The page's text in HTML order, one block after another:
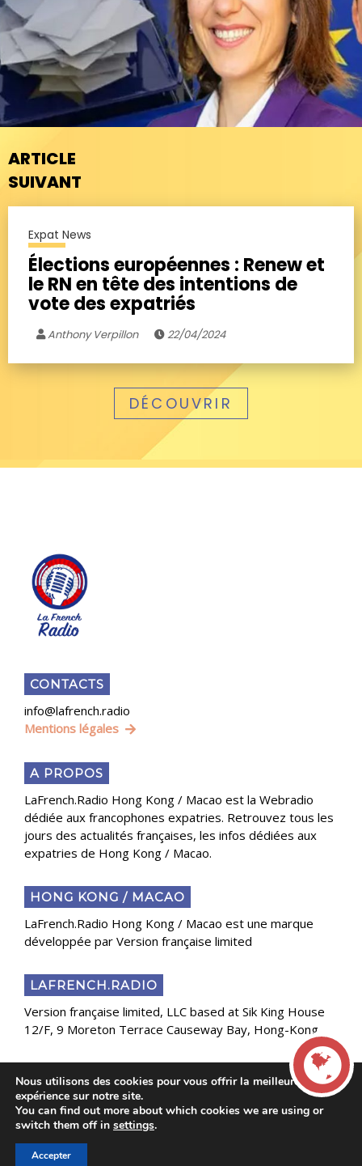
ARTICLE
SUIVANT
Expat News
Élections européennes : Renew et
le RN en tête des intentions de
vote des expatriés
Anthony Verpillon 22/04/2024
DÉCOUVRIR
CONTACTS
info@lafrench.radio
Mentions légales
A PROPOS
LaFrench.Radio Hong Kong / Macao est la Webradio
dédiée aux francophones expatries. Retrouvez tous les
jours des actualités françaises, les infos dédiées aux
expatries de Hong Kong / Macao.
HONG KONG / MACAO
LaFrench.Radio Hong Kong / Macao est une marque
développée par Version française limited
LAFRENCH.RADIO
Version française limited, LLC based at Sik King House
12/F, 9 Moreton Terrace Causeway Bay, Hong-Kong
Copyright 2025 Presse Généraliste des Français de
l’Étranger
LIVE
Nous utilisons des cookies pour vous offrir la meilleure
expérience sur notre site.
You can find out more about which cookies we are using or
switch them off in settings.
Accepter